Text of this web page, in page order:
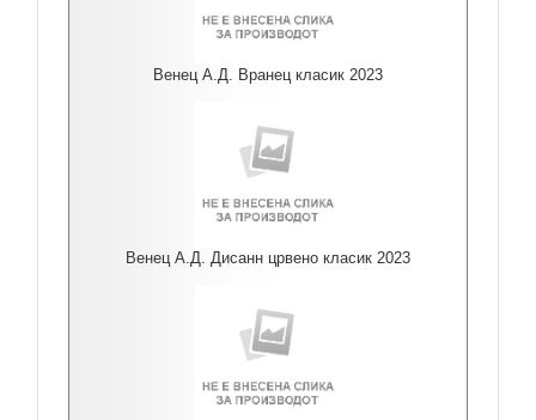
Венец А.Д. Вранец класик 2023
Венец А.Д. Дисанн црвено класик 2023